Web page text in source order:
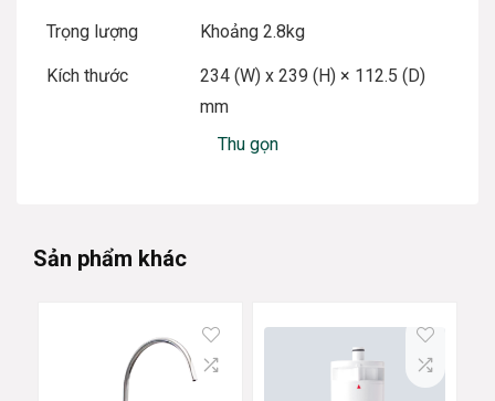
Trọng lượng Khoảng 2.8kg
Kích thước
234 (W) x 239 (H) × 112.5 (D)
mm
Thu gọn
Sản phẩm khác